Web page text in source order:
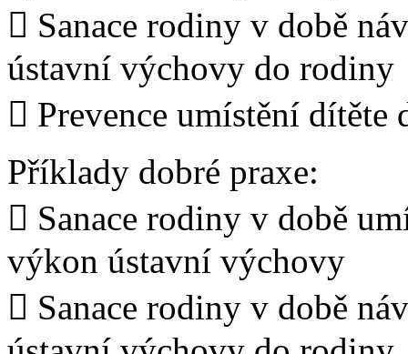
 Sanace rodiny v době
ústavní výchovy do rodiny
 Prevence umístění
Příklady dobré praxe:
 Sanace rodiny v době
výkon ústavní výchovy
 Sanace rodiny v době